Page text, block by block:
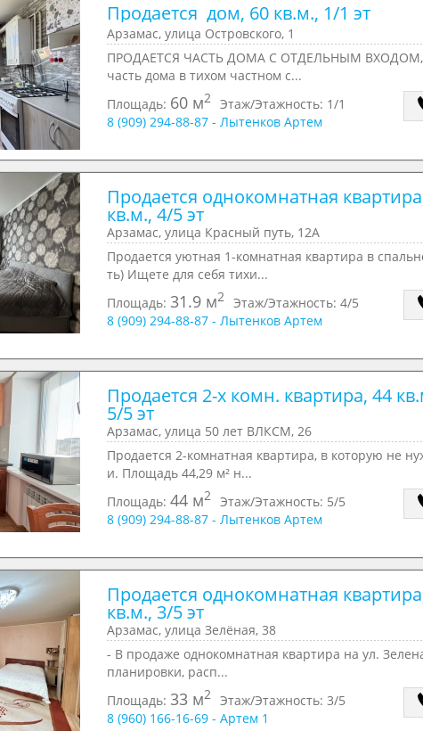
Продается  дом, 60 кв.м., 1/1 эт
Арзамас, улица Островского, 1
ПРОДАЕТСЯ ЧАСТЬ ДОМА С ОТДЕЛЬНЫМ ВХОДОМ,
часть дома в тихом частном с...
Площадь: 60 м2 Этаж/Этажность: 1/1
8 (909) 294-88-87 - Лытенков Артем
Продается однокомнатная
кв.м., 4/5 эт
Арзамас, улица Красный путь, 12А
Продается уютная 1-комнатная квартира в
ть) Ищете для себя тихи...
Площадь: 31.9 м2 Этаж/Этажность: 4/5
8 (909) 294-88-87 - Лытенков Артем
Продается 2-х комн. квартира, 44
5/5 эт
Арзамас, улица 50 лет ВЛКСМ, 26
Продается 2-комнатная квартира, в которую не
и. Площадь 44,29 м² н...
Площадь: 44 м2 Этаж/Этажность: 5/5
8 (909) 294-88-87 - Лытенков Артем
Продается однокомнатная
кв.м., 3/5 эт
Арзамас, улица Зелёная, 38
- В продаже однокомнатная квартира на ул.
планировки, расп...
Площадь: 33 м2 Этаж/Этажность: 3/5
8 (960) 166-16-69 - Артем 1